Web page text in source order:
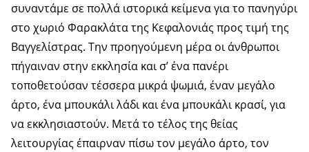
συναντάμε σε πολλά ιστορικά κείμενα για το πανηγύρι
στο χωριό Φαρακλάτα της Κεφαλονιάς προς τιμή της
Βαγγελίστρας. Την προηγούμενη μέρα οι άνθρωποι
πήγαιναν στην εκκλησία και σ’ ένα πανέρι
τοποθετούσαν τέσσερα μικρά ψωμιά, έναν μεγάλο
άρτο, ένα μπουκάλι λάδι και ένα μπουκάλι κρασί, για
να εκκλησιαστούν. Μετά το τέλος της θείας
λειτουργίας έπαιρναν πίσω τον μεγάλο άρτο, τον